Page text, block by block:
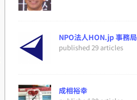
NPO法人HON.jp 事務局
published 29 articles
成相裕幸